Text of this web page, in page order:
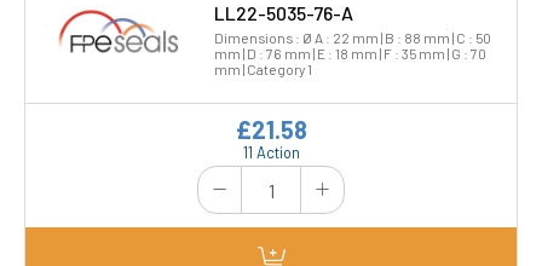
LL22-5035-76-A
Dimensions : Ø A : 22 mm | B : 88 mm | C : 50
mm | D : 76 mm | E : 18 mm | F : 35 mm | G : 70
mm | Category 1
11 Action
£21.58